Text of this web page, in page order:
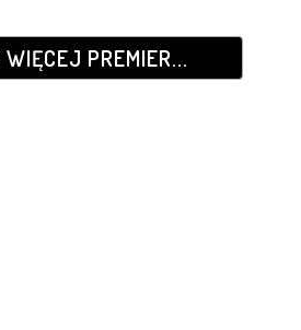
PREMIER...